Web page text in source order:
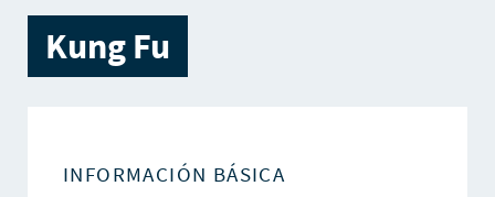
Kung Fu
INFORMACIÓN BÁSICA